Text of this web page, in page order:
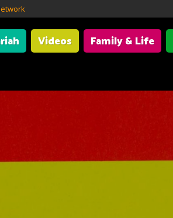
Videos Family & Life